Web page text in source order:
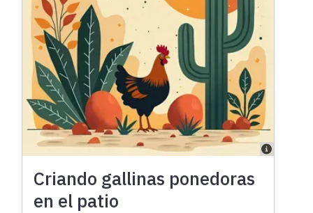
Criando gallinas ponedoras
en el patio